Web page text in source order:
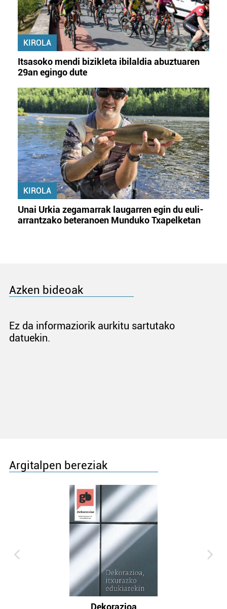
KIROLA
Itsasoko mendi bizikleta ibilaldia abuztuaren
29an egingo dute
KIROLA
Unai Urkia zegamarrak laugarren egin du euli-
arrantzako beteranoen Munduko Txapelketan
Azken bideoak
Ez da informaziorik aurkitu sartutako
datuekin.
Argitalpen bereziak